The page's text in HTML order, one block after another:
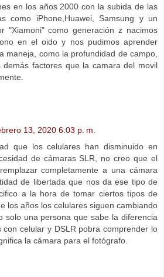
en los años 2000 con la subida de las
como iPhone,Huawei, Samsung y un
"Xiamoni" como generación z nacimos
en el oido y nos pudimos aprender
maneja, como la profundidad de campo,
factores que la camara del movil
13, 2020 6:03 p. m.
que los celulares han disminuido en
de cámaras SLR, no creo que el
completamente a una cámara
de libertada que nos da ese tipo de
a la hora de tomar ciertos tipos de
los años los celulares siguen cambiando
solo una persona que sabe la diferencia
con celular y DSLR pobra comprender lo
la cámara para el fotógrafo.